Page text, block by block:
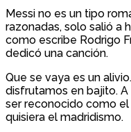
Messi no es un tipo
razonadas, solo salió a
como escribe Rodrigo
dedicó una canción.
Que se vaya es un
disfrutamos en bajito.
ser reconocido como
quisiera el madridismo.